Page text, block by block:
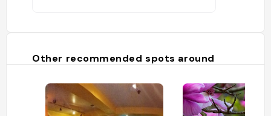
Other recommended spots around